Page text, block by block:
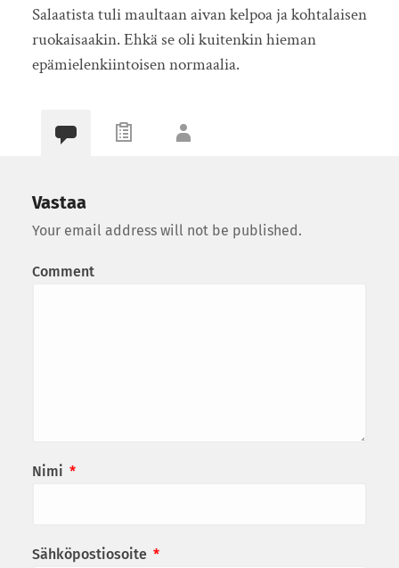
Salaatista tuli maultaan aivan kelpoa ja kohtalaisen
ruokaisaakin. Ehkä se oli kuitenkin hieman
epämielenkiintoisen normaalia.
Vastaa
Your email address will not be published.
Comment
Nimi *
Sähköpostiosoite *